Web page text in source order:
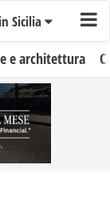
Sicilia
e architettura